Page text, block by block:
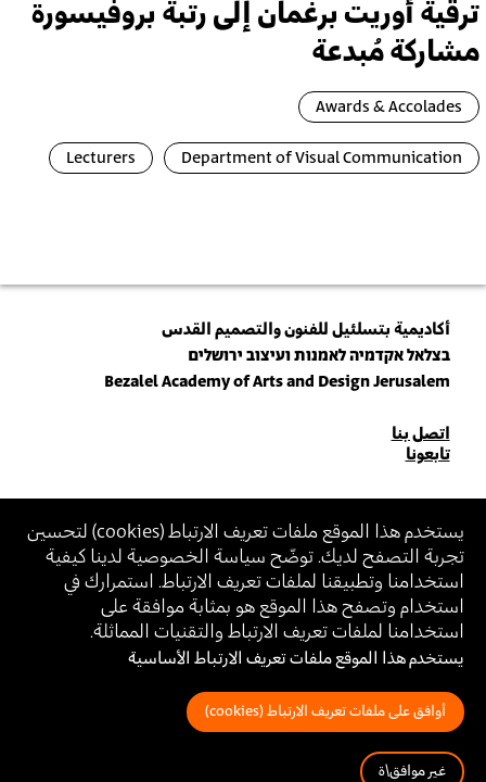
يستخدم هذا الموقع ملفات تعريف الارتباط (cookies) لتحسين
تجربة التصفح لديك. توضّح سياسة الخصوصية لدينا كيفية
استخدامنا وتطبيقنا لملفات تعريف الارتباط. استمرارك في
استخدام وتصفح هذا الموقع هو بمثابة موافقة على
استخدامنا لملفات تعريف الارتباط والتقنيات المماثلة.
يستخدم هذا الموقع ملفات تعريف الارتباط الأساسية
أوافق على ملفات تعريف الارتباط (cookies)
غير موافق\ة
ترقية أُوريت برغمان إلى رتبة بروفيسورة
مشاركة مُبدعة
Awards & Accolades
Department of Visual Communication
Lecturers
أكاديمية بتسلئيل للفنون والتصميم القدس
בצלאל אקדמיה לאמנות ועיצוב ירושלים
Bezalel Academy of Arts and Design Jerusalem
للاتصال
بنا
اتصل بنا
تابعونا
انضم\ي لنشرتنا البريدية (نيوزلتر)
أدخل\ي عنوان الإيميل
بالانضمام، أنت توافق علىسياسة الخصوصيةوشروط الاستخدام الخاصة ببتسلئيل
شروط الاستخدام